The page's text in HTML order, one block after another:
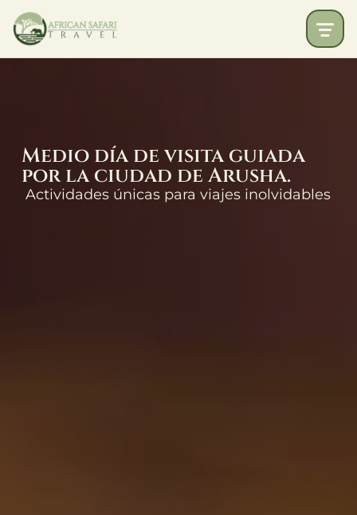
Medio día de visita guiada
por la ciudad de Arusha.
Actividades únicas para viajes inolvidables